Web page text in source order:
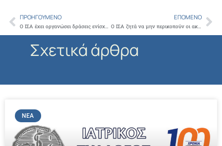
Prev
ΠΡΟΗΓΟΎΜΕΝΟ
Ο ΙΣΑ έχει οργανώσει δράσεις ενίσχυσης του πληττόμενου λαού της Ουκρανίας
ΕΠΌΜΕΝΟ
Ο ΙΣΑ ζητά να μην περικοπούν οι ακαθάριστες συντάξεις των συνταξιούχων που εργάζονται.
Σχετικά άρθρα
ΝΈΑ